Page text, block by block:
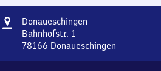
Adresse
Donaueschingen
Bahnhofstr. 1
78166 Donaueschingen